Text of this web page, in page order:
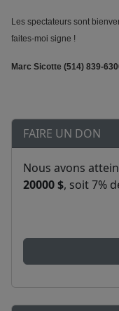
Les spectateurs sont
faites-moi signe !
Marc Sicotte (514) 839-
FAIRE UN DON
Nous avons
20000 $, soit 7%